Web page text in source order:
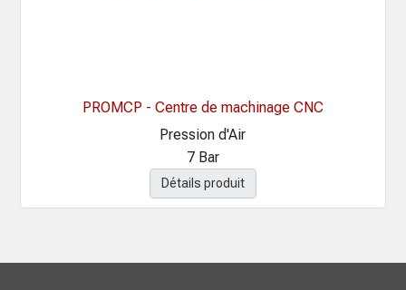
PROMCP - Centre de machinage CNC
Pression d'Air
7 Bar
Détails produit